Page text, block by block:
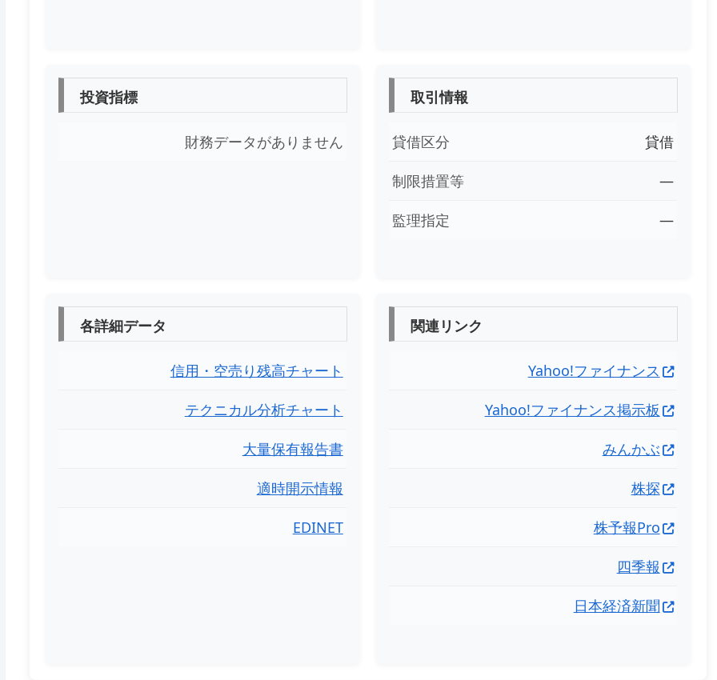
投資指標
財務データがありません
取引情報
貸借区分 貸借
制限措置等 ―
監理指定 ―
各詳細データ
信用・空売り残高チャート
テクニカル分析チャート
大量保有報告書
適時開示情報
EDINET
関連リンク
Yahoo!ファイナンス
Yahoo!ファイナンス掲示板
みんかぶ
株探
株予報Pro
四季報
日本経済新聞